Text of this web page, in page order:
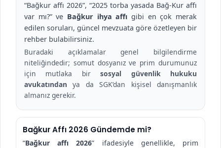
“Bağkur affı 2026”, “2025 torba yasada Bağ-Kur affı
var mı?” ve Bağkur ihya affı gibi en çok merak
edilen soruları, güncel mevzuata göre özetleyen bir
rehber bulabilirsiniz.
Buradaki açıklamalar genel bilgilendirme
niteliğindedir; somut dosyanız ve prim durumunuz
için mutlaka birsosyal güvenlik hukuku
avukatından ya da SGK’dan kişisel danışmanlık
almanız gerekir.
Bağkur Affı 2026 Gündemde mi?
“Bağkur affı 2026” ifadesiyle genellikle, prim